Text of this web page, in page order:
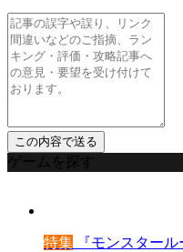
ゲームを探す
特集 『モンスター